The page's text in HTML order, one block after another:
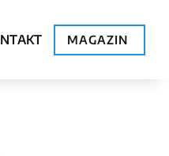
MAGAZIN